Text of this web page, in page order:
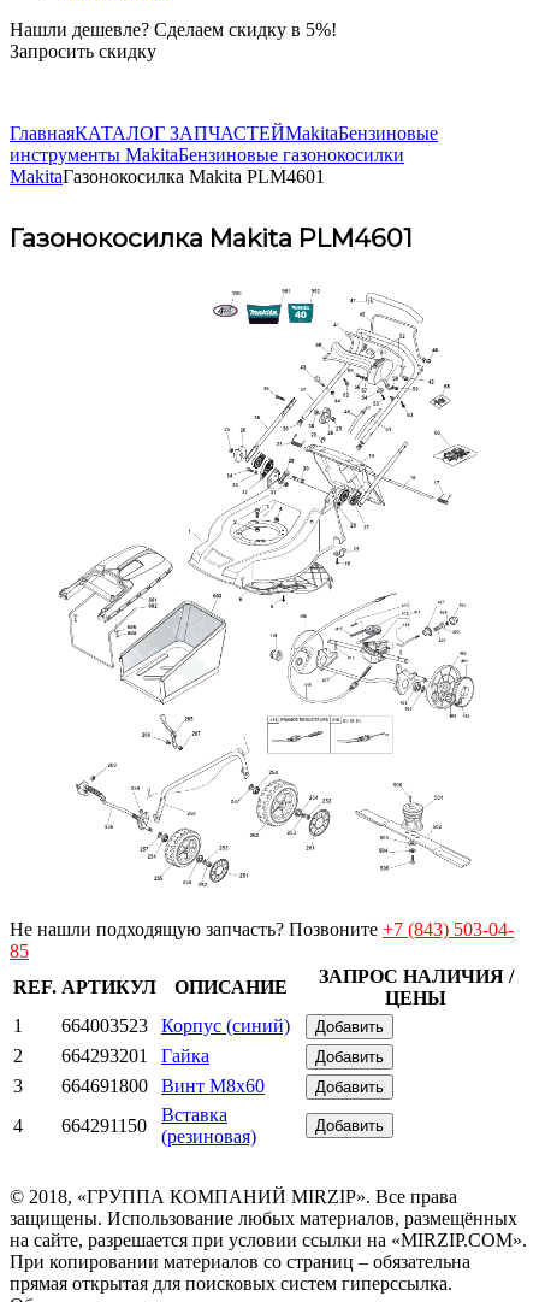
Нашли дешевле? Сделаем скидку в 5%!
Запросить скидку
ГлавнаяКАТАЛОГ ЗАПЧАСТЕЙMakitaБензиновые
инструменты MakitaБензиновые газонокосилки
MakitaГазонокосилка Makita PLM4601
Газонокосилка Makita PLM4601
Не нашли подходящую запчасть? Позвоните +7 (843) 503-04-
85
REF. АРТИКУЛ ОПИСАНИЕ
ЗАПРОС НАЛИЧИЯ /
ЦЕНЫ
1
664003523 Корпус (синий) Добавить
2 664293201 Гайка Добавить
3 664691800 Винт M8х60 Добавить
4 664291150
Вставка
(резиновая)
Добавить
© 2018, «ГРУППА КОМПАНИЙ MIRZIP». Все права
защищены. Использование любых материалов, размещённых
на сайте, разрешается при условии ссылки на «MIRZIP.COM».
При копировании материалов со страниц – обязательна
прямая открытая для поисковых систем гиперссылка.